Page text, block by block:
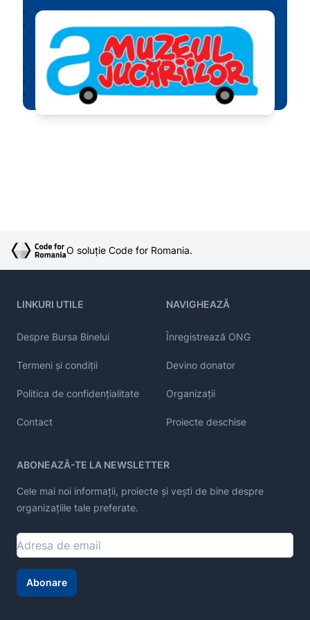
O soluție Code for Romania.
LINKURI UTILE
Despre Bursa Binelui
Termeni și condiții
Politica de confidențialitate
Contact
NAVIGHEAZĂ
Înregistrează ONG
Devino donator
Organizații
Proiecte deschise
ABONEAZĂ-TE LA NEWSLETTER
Cele mai noi informații, proiecte și vești de bine despre
organizațiile tale preferate.
Abonare